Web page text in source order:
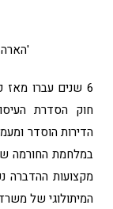
'הארה
חוק הסדרת
הדירות הוסדר
במלחמת החורמה
מקצועות ההדברה
המיתולוגי של